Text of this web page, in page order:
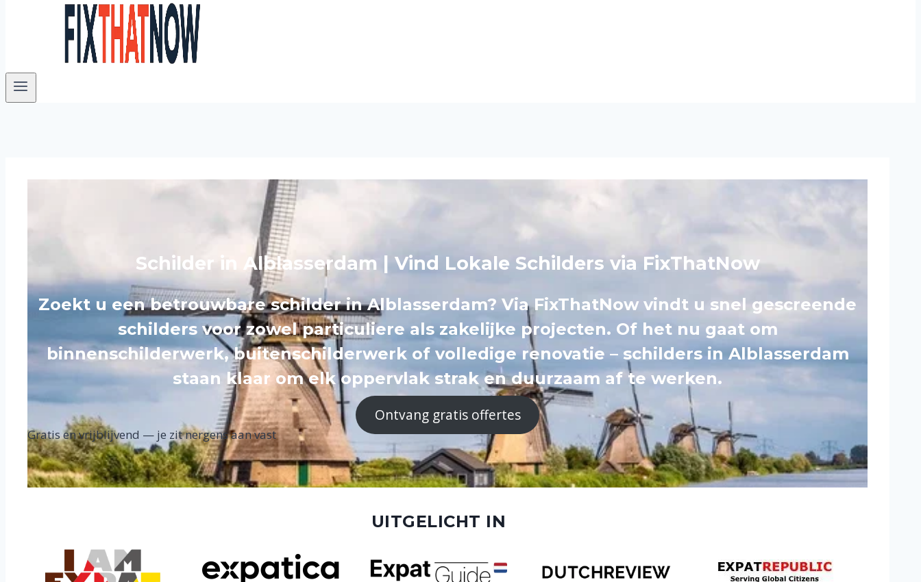
Schilder in Alblasserdam | Vind Lokale Schilders via FixThatNow
Zoekt u een betrouwbare schilder in Alblasserdam? Via FixThatNow vindt u snel gescreende
schilders voor zowel particuliere als zakelijke projecten. Of het nu gaat om
binnenschilderwerk, buitenschilderwerk of volledige renovatie – schilders in Alblasserdam
staan klaar om elk oppervlak strak en duurzaam af te werken.
Ontvang gratis offertes
Gratis en vrijblijvend — je zit nergens aan vast
UITGELICHT IN